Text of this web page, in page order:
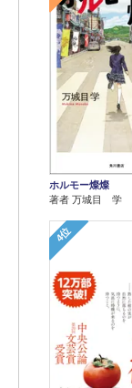
ホルモー燦燦
著者 万城目 学
4位